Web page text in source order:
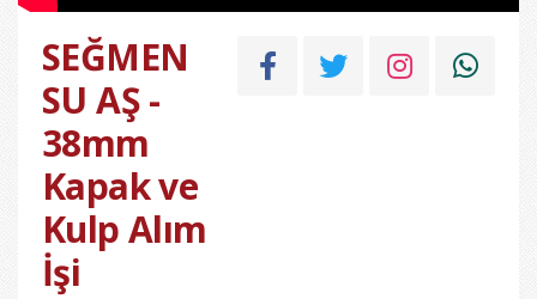
SEĞMEN
SU AŞ -
38mm
Kapak ve
Kulp Alım
İşi